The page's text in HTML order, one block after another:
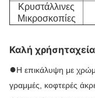
Κρυστάλλινες
Μικροσκοπίες
Καλή χρήση
●Η επικάλυψη με
γραμμές, κοφτερές